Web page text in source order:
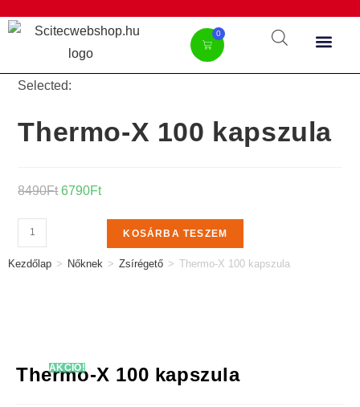
0
Selected:
Thermo-X 100 kapszula
8490Ft 6790Ft
KOSÁRBA TESZEM
Kezdőlap > Nőknek > Zsírégető > Thermo-X 100 kapszula
AKCIÓ!
Thermo-X 100 kapszula